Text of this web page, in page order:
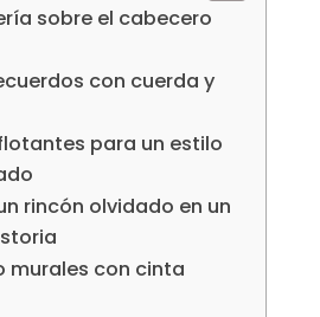
sobre el cabecero
con cuerda y
para un estilo
rincón olvidado en un
murales con cinta